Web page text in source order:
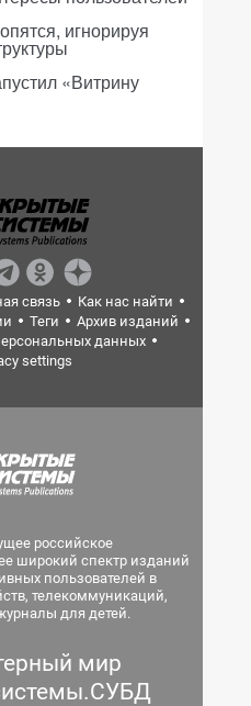
игнорируя
«Витрину
связь
Как нас найти
Теги
Архив изданий
данных
settings
российское
широкий спектр изданий
пользователей в
телекоммуникаций,
для детей.
мир